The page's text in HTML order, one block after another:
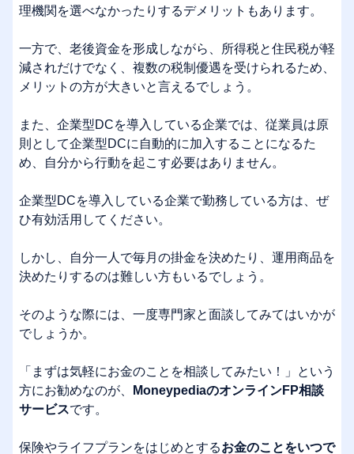
理機関を選べなかったりするデメリットもあります。
一方で、老後資金を形成しながら、所得税と住民税が軽
減されだけでなく、複数の税制優遇を受けられるため、
メリットの方が大きいと言えるでしょう。
また、企業型DCを導入している企業では、従業員は原
則として企業型DCに自動的に加入することになるた
め、自分から行動を起こす必要はありません。
企業型DCを導入している企業で勤務している方は、ぜ
ひ有効活用してください。
しかし、自分一人で毎月の掛金を決めたり、運用商品を
決めたりするのは難しい方もいるでしょう。
そのような際には、一度専門家と面談してみてはいかが
でしょうか。
「まずは気軽にお金のことを相談してみたい！」という
方にお勧めなのが、
MoneypediaのオンラインFP相談
サービスです。
保険やライフプランをはじめとするお金のことをいつで